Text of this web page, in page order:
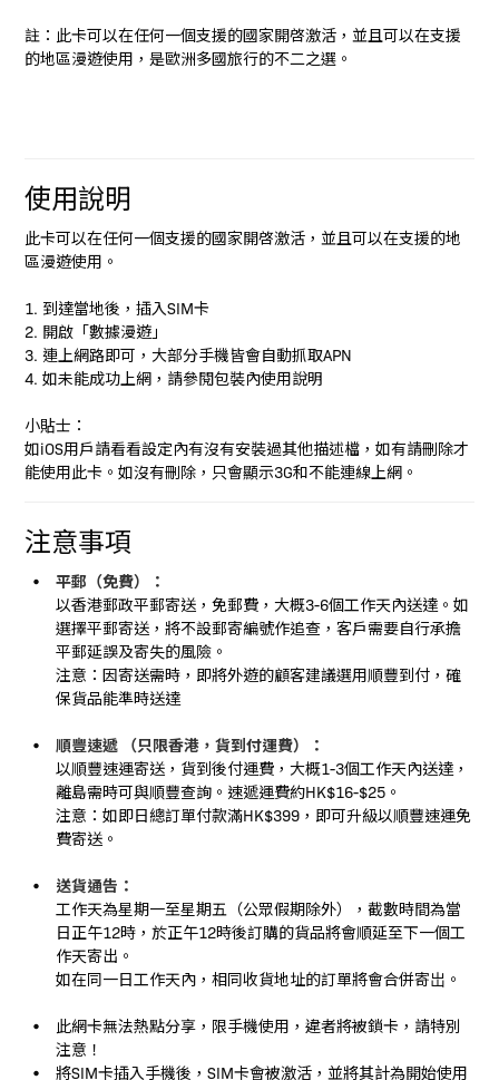
註：此卡可以在任何一個支援的國家開啓激活，並且可以在支援
的地區漫遊使用，是歐洲多國旅行的不二之選。
使用說明
此卡可以在任何一個支援的國家開啓激活，並且可以在支援的地
區漫遊使用。
1. 到達當地後，插入SIM卡
2. 開啟「數據漫遊」
3. 連上網路即可，大部分手機皆會自動抓取APN
4. 如未能成功上網，請參閱包裝內使用說明
小貼士：
如iOS用戶請看看設定內有沒有安裝過其他描述檔，如有請刪除才
能使用此卡。如沒有刪除，只會顯示3G和不能連線上網。
注意事項
平郵（免費）：
以香港郵政平郵寄送，免郵費，大概3-6個工作天內送達。如
選擇平郵寄送，將不設郵寄編號作追查，客戶需要自行承擔
平郵延誤及寄失的風險。
注意：因寄送需時，即將外遊的顧客建議選用順豐到付，確
保貨品能準時送達
順豐速遞 （只限香港，貨到付運費）：
以順豐速運寄送，貨到後付運費，大概1-3個工作天內送達，
離島需時可與順豐查詢。速遞運費約HK$16-$25。
注意：如即日總訂單付款滿HK$399，即可升級以順豐速運免
費寄送。
送貨通告：
工作天為星期一至星期五（公眾假期除外），截數時間為當
日正午12時，於正午12時後訂購的貨品將會順延至下一個工
作天寄出。
如在同一日工作天內，相同收貨地址的訂單將會合併寄岀。
此網卡無法熱點分享，限手機使用，違者將被鎖卡，請特別
注意！
將SIM卡插入手機後，SIM卡會被激活，並將其計為開始使用